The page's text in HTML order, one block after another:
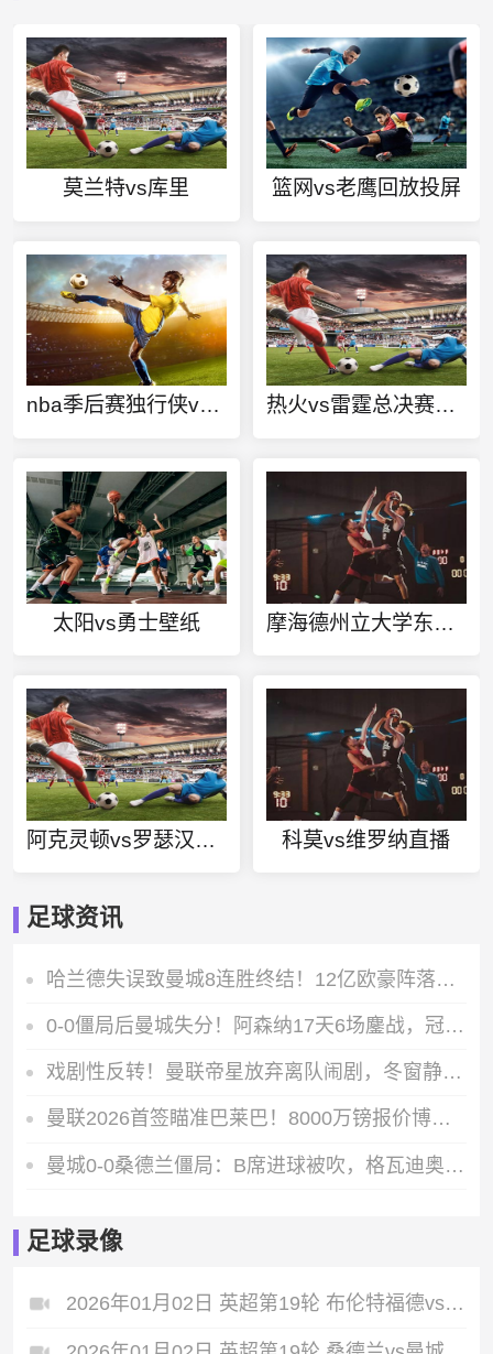
莫兰特vs库里 篮网vs老鹰回放投屏
nba季后赛独行侠vs勇士全场回放 热火vs雷霆总决赛第七场
太阳vs勇士壁纸 摩海德州立大学东田纳西州立大学今日赛事
阿克灵顿vs罗瑟汉姆直播 科莫vs维罗纳直播
足球资讯
哈兰德失误致曼城8连胜终结！12亿欧豪阵落后4分，瓜帅狂批球员
0-0僵局后曼城失分！阿森纳17天6场鏖战，冠军悬念再起
戏剧性反转！曼联帝星放弃离队闹剧，冬窗静观其变与主帅矛盾依旧
曼联2026首签瞄准巴莱巴！8000万镑报价博弈，阿莫林革新中场
曼城0-0桑德兰僵局：B席进球被吹，格瓦迪奥尔中柱失良机
足球录像
2026年01月02日 英超第19轮 布伦特福德vs热刺 全场录像